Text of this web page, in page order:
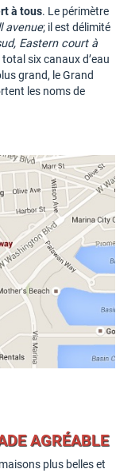
à tous. Le périmètre
avenue; il est délimité
Eastern court à
total six canaux d’eau
grand, le Grand
les noms de
AGRÉABLE
plus belles et